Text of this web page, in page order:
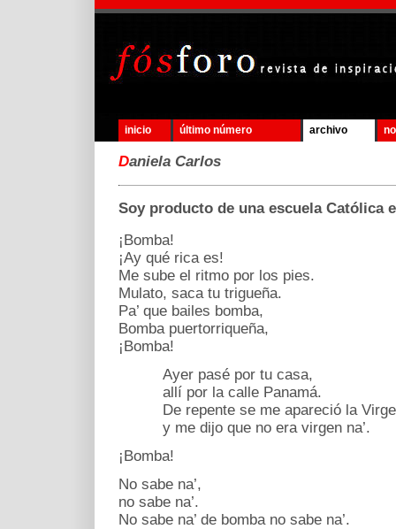
inicio último número archivo
Daniela Carlos
Soy producto de una escuela Católica
¡Bomba!
¡Ay qué rica es!
Me sube el ritmo por los pies.
Mulato, saca tu trigueña.
Pa’ que bailes bomba,
Bomba puertorriqueña,
¡Bomba!
Ayer pasé por tu casa,
allí por la calle Panamá.
De repente se me apareció la
y me dijo que no era virgen na’.
¡Bomba!
No sabe na’,
no sabe na’.
No sabe na’ de bomba no sabe na’.